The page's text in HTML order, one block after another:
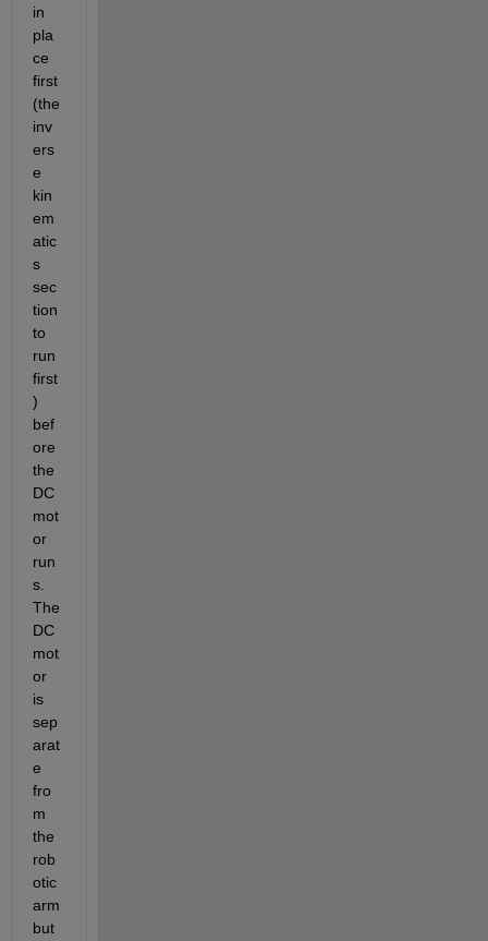
in
pla
ce
first
(the
inv
ers
e
kin
em
atic
s
sec
tion
to
run
first
)
bef
ore
the
DC
mot
or
run
s.
The
DC
mot
or
is
sep
arat
e
fro
m
the
rob
otic
arm
but